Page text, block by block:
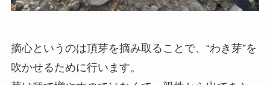
摘心というのは頂芽を摘み取ることで、“わき芽”を
吹かせるために行います。